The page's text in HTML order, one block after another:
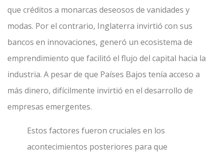
que créditos a monarcas deseosos de vanidades y
modas. Por el contrario, Inglaterra invirtió con sus
bancos en innovaciones, generó un ecosistema de
emprendimiento que facilitó el flujo del capital hacia la
industria. A pesar de que Países Bajos tenía acceso a
más dinero, difícilmente invirtió en el desarrollo de
empresas emergentes.
Estos factores fueron cruciales en los
acontecimientos posteriores para que